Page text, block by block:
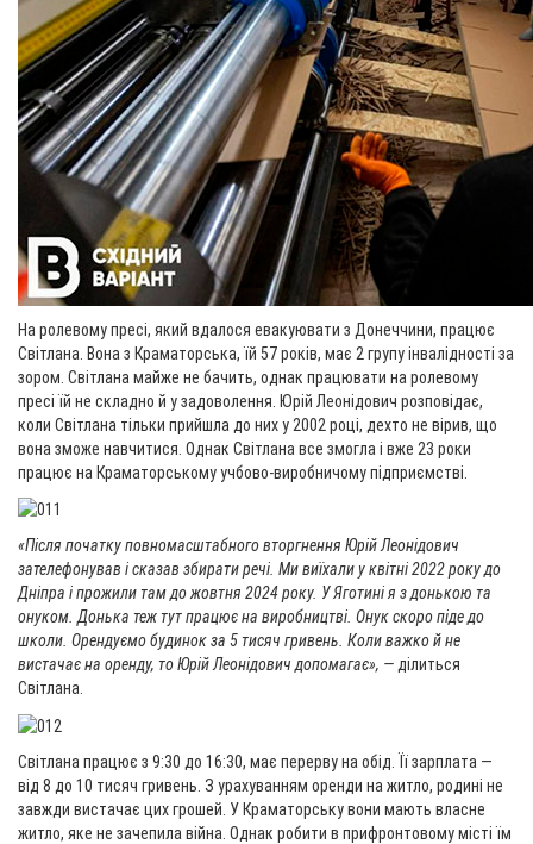
На ролевому пресі, який вдалося евакуювати з Донеччини, працює
Світлана. Вона з Краматорська, їй 57 років, має 2 групу інвалідності за
зором. Світлана майже не бачить, однак працювати на ролевому
пресі їй не складно й у задоволення. Юрій Леонідович розповідає,
коли Світлана тільки прийшла до них у 2002 році, дехто не вірив, що
вона зможе навчитися. Однак Світлана все змогла і вже 23 роки
працює на Краматорському учбово-виробничому підприємстві.
«Після початку повномасштабного вторгнення Юрій Леонідович
зателефонував і сказав збирати речі. Ми виїхали у квітні 2022 року до
Дніпра і прожили там до жовтня 2024 року. У Яготині я з донькою та
онуком. Донька теж тут працює на виробництві. Онук скоро піде до
школи. Орендуємо будинок за 5 тисяч гривень. Коли важко й не
вистачає на оренду, то Юрій Леонідович допомагає», —ділиться
Світлана.
Світлана працює з 9:30 до 16:30, має перерву на обід. Її зарплата —
від 8 до 10 тисяч гривень. З урахуванням оренди на житло, родині не
завжди вистачає цих грошей. У Краматорську вони мають власне
житло, яке не зачепила війна. Однак робити в прифронтовому місті їм